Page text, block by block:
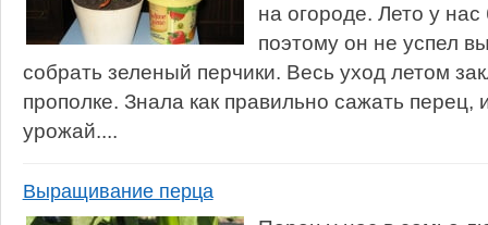
на огороде. Лето у
поэтому он не успел
собрать зеленый перчики. Весь уход летом
прополке. Знала как правильно сажать
урожай....
Выращивание перца